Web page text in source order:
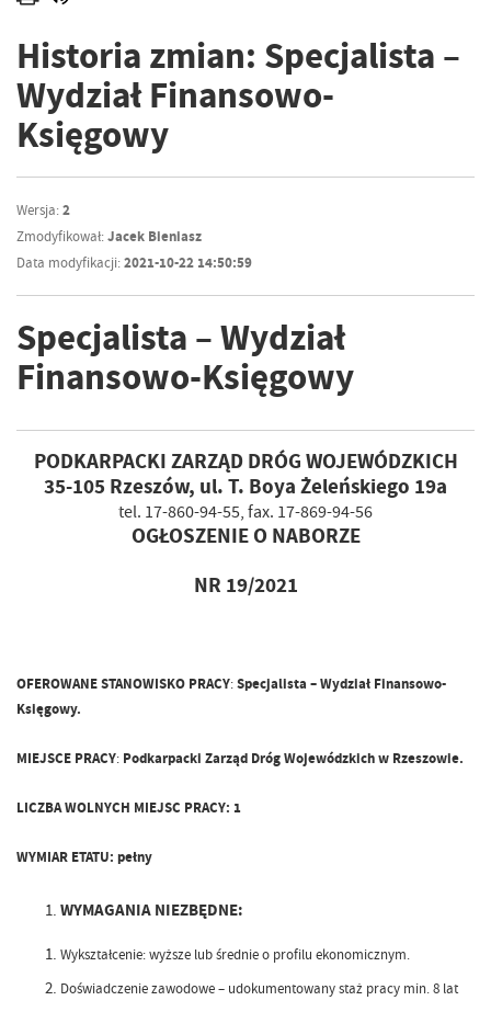
Historia zmian: Specjalista –
Wydział Finansowo-
Księgowy
Wersja:2
Zmodyfikował:Jacek Bieniasz
Data modyfikacji:2021-10-22 14:50:59
Specjalista – Wydział
Finansowo-Księgowy
PODKARPACKI ZARZĄD DRÓG WOJEWÓDZKICH
35-105 Rzeszów, ul. T. Boya Żeleńskiego 19a
tel. 17-860-94-55, fax. 17-869-94-56
OGŁOSZENIE O NABORZE
NR 19/2021
OFEROWANE STANOWISKO PRACY:Specjalista – Wydział Finansowo-
Księgowy.
MIEJSCE PRACY: Podkarpacki Zarząd Dróg Wojewódzkich w Rzeszowie.
LICZBA WOLNYCH MIEJSC PRACY: 1
WYMIAR ETATU: pełny
WYMAGANIA NIEZBĘDNE:
Wykształcenie: wyższe lub średnie o profilu ekonomicznym.
Doświadczenie zawodowe – udokumentowany staż pracy min. 8 lat